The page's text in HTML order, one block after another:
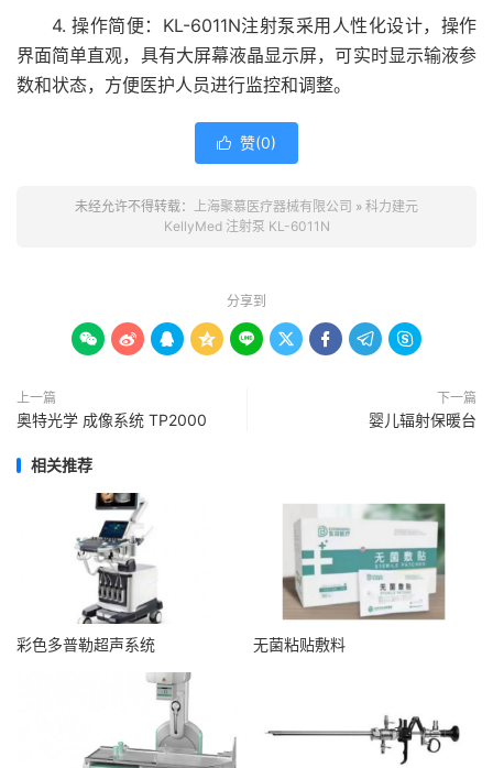
4. 操作简便：KL-6011N注射泵采用人性化设计，操作
界面简单直观，具有大屏幕液晶显示屏，可实时显示输液参
数和状态，方便医护人员进行监控和调整。
 赞(0)
未经允许不得转载： 上海聚慕医疗器械有限公司 » 科力建元
KellyMed 注射泵 KL-6011N
分享到
        
上一篇
奥特光学 成像系统 TP2000
下一篇
婴儿辐射保暖台
相关推荐
彩色多普勒超声系统 无菌粘贴敷料